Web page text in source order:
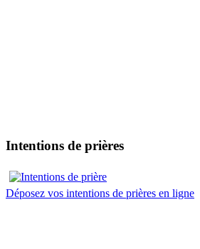
Intentions de prières
Déposez vos intentions de prières en ligne